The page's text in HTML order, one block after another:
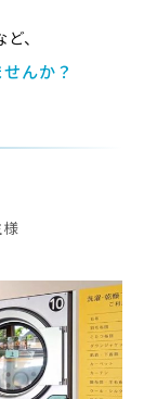
、
んか？